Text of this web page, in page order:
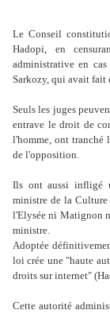
Le Conseil
Hadopi, en
administrative en
Sarkozy, qui avait fait
Seuls les juges
entrave le droit de
l'homme, ont tranché
de l'opposition.
Ils ont aussi infligé
ministre de la
l'Elysée ni Matignon
ministre.
Adoptée
loi crée une "haute
droits sur internet"
Cette autorité